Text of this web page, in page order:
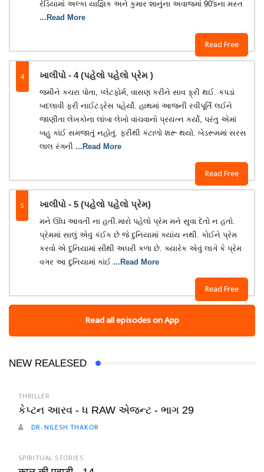
Read Free
રેડિયામાં અલ્કા યાજ્ઞિક અને કુમાર શાનુંના અવાજમાં 90'sના મસ્ત
...Read More
4 ખાલીપો - 4 (પહેલો પહેલો પ્રેમ )
Read Free
જમીને કચરા પોતા, પ્લેટફોર્મ, વાસણ કરીને સાવ ફ્રી થઈ. કપડાં
બદલાવી ફરી નાઈટડ્રેસ પહેર્યો. હાથમાં આજની રવીપૂર્તિ લઈને
જાણીતા લેખકોના લાંબા લેખો વાંચવાનો પ્રયત્ન કર્યો, પરંતુ એમાં
બહુ કાંઈ સમજાતું નહોતું. ફરીથી કંટાળો શરૂ થયો. બેડરૂમમાં સરસ
લાલ રંગની ...Read More
5 ખાલીપો - 5 (પહેલો પહેલો પ્રેમ)
Read Free
મને ઊંઘ આવતી ના હતી.મારો પહેલો પ્રેમ મને સુવા દેતો ન હતો.
પ્રેમમાં સાલું એવું કંઈક છે જે દુનિયામાં ક્યાંય નથી. કોઈને પ્રેમ
કરવો એ દુનિયામાં સૌથી અઘરી કળા છે. ક્યારેક એવું લાગે કે પ્રેમ
વગર આ દુનિયામાં કાંઈ ...Read More
Read all episodes on App
NEW REALESED
THRILLER
કેપ્ટન આરવ - ધ RAW એજન્ટ - ભાગ 29
DR. NILESH THAKOR
SPIRITUAL STORIES